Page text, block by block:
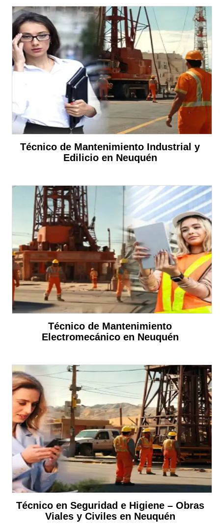
Técnico de Mantenimiento Industrial y
Edilicio en Neuquén
Técnico de Mantenimiento
Electromecánico en Neuquén
Técnico en Seguridad e Higiene – Obras
Viales y Civiles en Neuquén